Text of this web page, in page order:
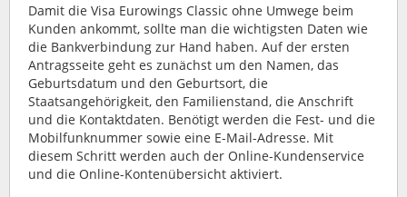
Damit die Visa Eurowings Classic ohne Umwege beim
Kunden ankommt, sollte man die wichtigsten Daten wie
die Bankverbindung zur Hand haben. Auf der ersten
Antragsseite geht es zunächst um den Namen, das
Geburtsdatum und den Geburtsort, die
Staatsangehörigkeit, den Familienstand, die Anschrift
und die Kontaktdaten. Benötigt werden die Fest- und die
Mobilfunknummer sowie eine E-Mail-Adresse. Mit
diesem Schritt werden auch der Online-Kundenservice
und die Online-Kontenübersicht aktiviert.